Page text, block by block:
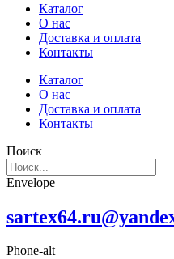
Каталог
О нас
Доставка и оплата
Контакты
Каталог
О нас
Доставка и оплата
Контакты
Поиск
Envelope
Phone-alt